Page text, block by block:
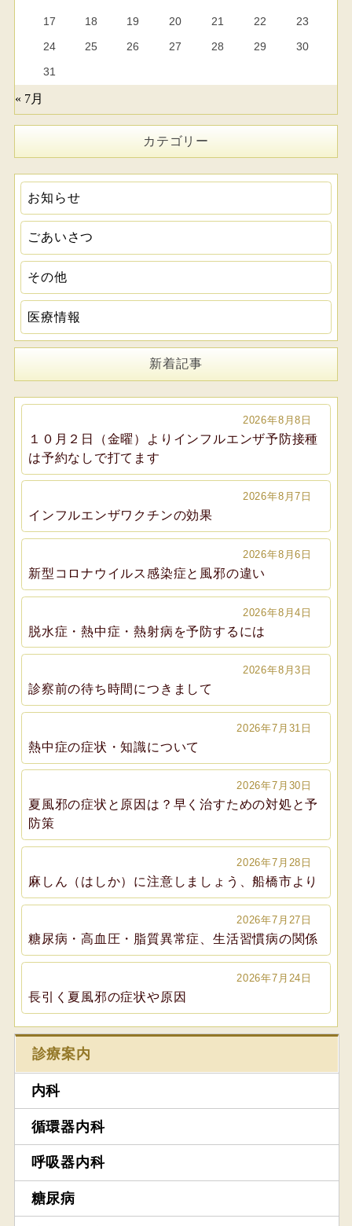
17
18 19 20 21 22
23
24
25 26 27 28 29
30
31
« 7月
カテゴリー
お知らせ
ごあいさつ
その他
医療情報
新着記事
2026年8月8日
１０月２日（金曜）よりインフルエンザ予防接種
は予約なしで打てます
2026年8月7日
インフルエンザワクチンの効果
2026年8月6日
新型コロナウイルス感染症と風邪の違い
2026年8月4日
脱水症・熱中症・熱射病を予防するには
2026年8月3日
診察前の待ち時間につきまして
2026年7月31日
熱中症の症状・知識について
2026年7月30日
夏風邪の症状と原因は？早く治すための対処と予
防策
2026年7月28日
麻しん（はしか）に注意しましょう、船橋市より
2026年7月27日
糖尿病・高血圧・脂質異常症、生活習慣病の関係
2026年7月24日
長引く夏風邪の症状や原因
診療案内
内科
循環器内科
呼吸器内科
糖尿病